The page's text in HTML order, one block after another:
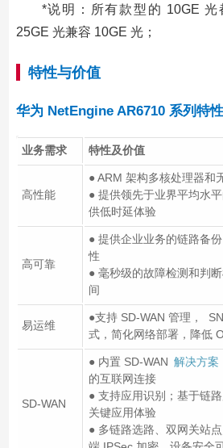
*说明：所有款型的 10GE 光
25GE 光兼容 10GE 光；
特性与价值
华为 NetEngine AR6710 系列特
业务需求 特性及价值
高性能
● ARM 架构多核处理器和
● 提供领先于业界平均水
供低时延体验
高可靠
● 提供企业业务的链路备
性
● 毫秒级的故障检测和判
间
易运维
●支持 SD-WAN 管理，
式，简化网络部署，降低
SD-WAN
● 内置 SD-WAN 解决方案
的互联网连接
● 支持应用识别；基于链
关键应用体验
● 多链路选路、双网关站